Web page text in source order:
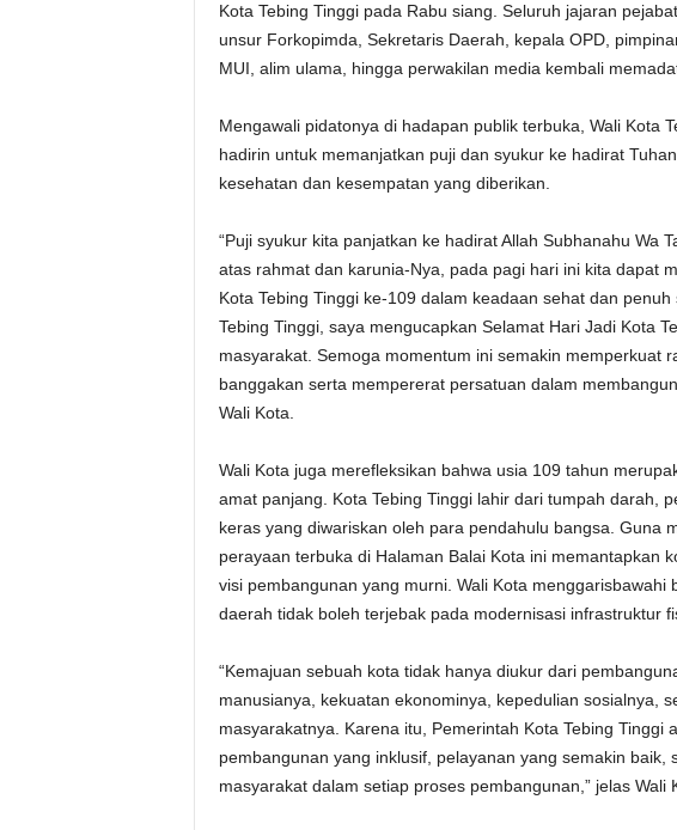
Kota Tebing Tinggi pada Rabu siang. Seluruh jajaran
unsur Forkopimda, Sekretaris Daerah, kepala OPD,
MUI, alim ulama, hingga perwakilan media kembali
Mengawali pidatonya di hadapan publik terbuka, Wali Kota
hadirin untuk memanjatkan puji dan syukur ke hadirat
kesehatan dan kesempatan yang diberikan.
“Puji syukur kita panjatkan ke hadirat Allah Subhanahu Wa
atas rahmat dan karunia-Nya, pada pagi hari ini kita dapat
Kota Tebing Tinggi ke-109 dalam keadaan sehat dan
Tebing Tinggi, saya mengucapkan Selamat Hari Jadi Kota
masyarakat. Semoga momentum ini semakin memperkuat
banggakan serta mempererat persatuan dalam
Wali Kota.
Wali Kota juga merefleksikan bahwa usia 109 tahun
amat panjang. Kota Tebing Tinggi lahir dari tumpah darah,
keras yang diwariskan oleh para pendahulu bangsa. Guna
perayaan terbuka di Halaman Balai Kota ini memantapkan
visi pembangunan yang murni. Wali Kota
daerah tidak boleh terjebak pada modernisasi infrastruktur
“Kemajuan sebuah kota tidak hanya diukur dari
manusianya, kekuatan ekonominya, kepedulian sosialnya,
masyarakatnya. Karena itu, Pemerintah Kota Tebing Tinggi
pembangunan yang inklusif, pelayanan yang semakin baik,
masyarakat dalam setiap proses pembangunan,” jelas Wali